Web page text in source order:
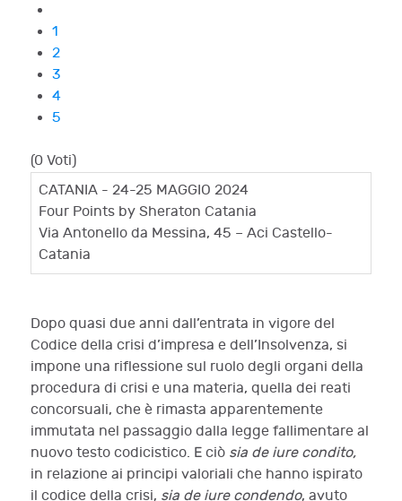
1
2
3
4
5
(0 Voti)
CATANIA - 24-25 MAGGIO 2024
Four Points by Sheraton Catania
Via Antonello da Messina, 45 – Aci Castello-
Catania
Dopo quasi due anni dall’entrata in vigore del
Codice della crisi d’impresa e dell’Insolvenza, si
impone una riflessione sul ruolo degli organi della
procedura di crisi e una materia, quella dei reati
concorsuali, che è rimasta apparentemente
immutata nel passaggio dalla legge fallimentare al
nuovo testo codicistico. E ciò sia de iure condito,
in relazione ai principi valoriali che hanno ispirato
il codice della crisi, sia de iure condendo, avuto